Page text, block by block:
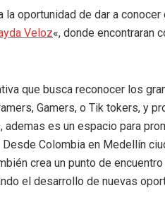
la oportunidad de dar a
Veloz«, donde encontraran
que busca reconocer los
Gamers, o Tik tokers, y
es un espacio para
Colombia en Medellín
crea un punto de
el desarrollo de nuevas